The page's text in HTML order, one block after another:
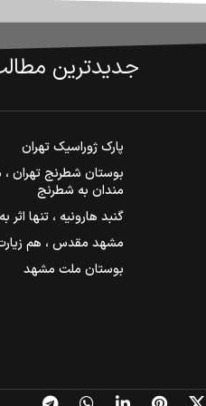
جدیدترین
پارک ژوراسیک تهران
بوستان شطرنج تهران ،
مندان به شطرنج
گنبد هارونیه ، تنها
مشهد مقدس ، هم
بوستان ملت مشهد